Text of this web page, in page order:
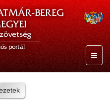
BEREG
portál